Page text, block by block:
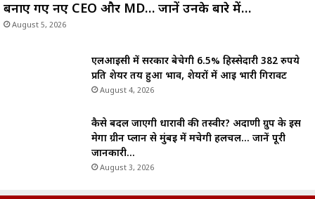
बनाए गए नए CEO और MD… जानें उनके बारे में…
August 5, 2026
एलआईसी में सरकार बेचेगी 6.5% हिस्सेदारी 382 रुपये
प्रति शेयर तय हुआ भाव, शेयरों में आई भारी गिरावट
August 4, 2026
कैसे बदल जाएगी धारावी की तस्वीर? अदाणी ग्रुप के इस
मेगा ग्रीन प्लान से मुंबई में मचेगी हलचल… जानें पूरी
जानकारी…
August 3, 2026